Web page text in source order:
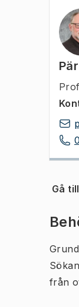
Gå
(
från